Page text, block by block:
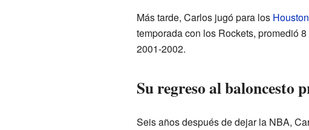
Más tarde, Carlos jugó para los
temporada con los Rockets, promedió
2001-2002.
Su regreso al baloncesto
Seis años después de dejar la NBA,